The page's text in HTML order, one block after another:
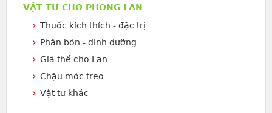
VẬT TƯ CHO PHONG LAN
Thuốc kích thích - đặc trị
Phân bón - dinh dưỡng
Giá thể cho Lan
Chậu móc treo
Vật tư khác